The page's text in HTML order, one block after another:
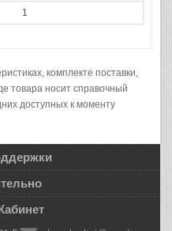
1
комплекте поставки,
товара носит справочный
доступных к моменту